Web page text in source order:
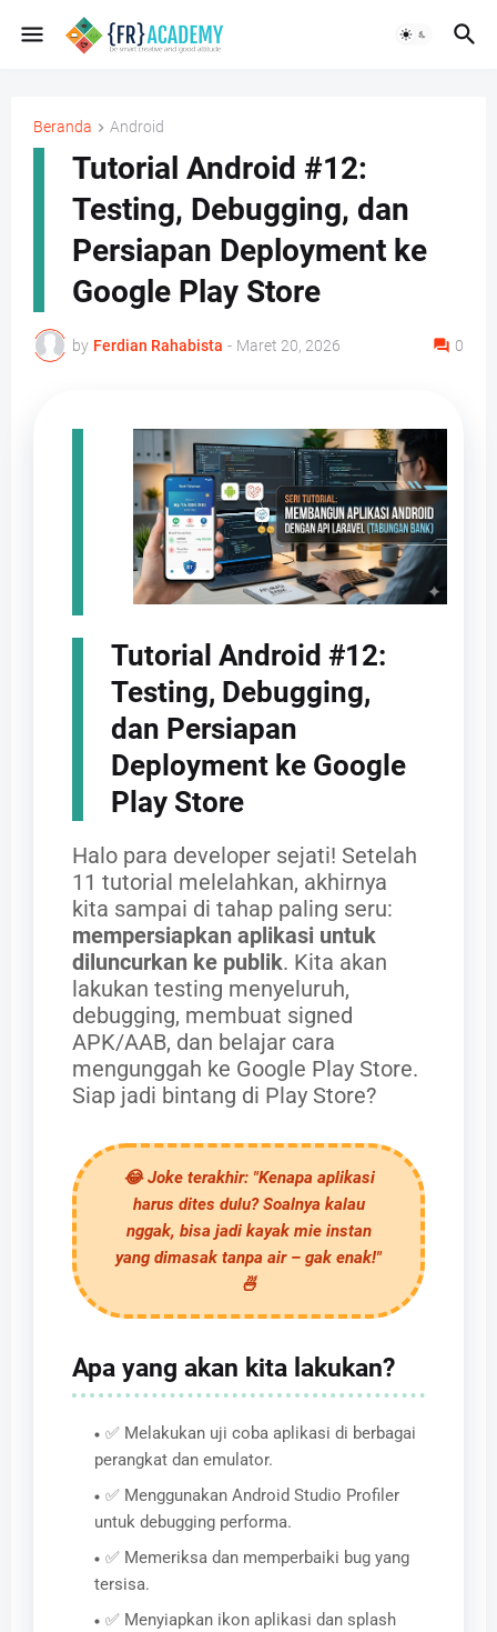
Beranda Android
Tutorial Android #12:
Testing, Debugging, dan
Persiapan Deployment ke
Google Play Store
by Ferdian Rahabista - Maret 20, 2026 0
Tutorial Android #12:
Testing, Debugging,
dan Persiapan
Deployment ke Google
Play Store
Halo para developer sejati! Setelah
11 tutorial melelahkan, akhirnya
kita sampai di tahap paling seru:
mempersiapkan aplikasi untuk
diluncurkan ke publik. Kita akan
lakukan testing menyeluruh,
debugging, membuat signed
APK/AAB, dan belajar cara
mengunggah ke Google Play Store.
Siap jadi bintang di Play Store?
😂Joke terakhir:"Kenapa aplikasi
harus dites dulu? Soalnya kalau
nggak, bisa jadi kayak mie instan
yang dimasak tanpa air – gak enak!"
🍜
Apa yang akan kita lakukan?
✅ Melakukan uji coba aplikasi di berbagai
perangkat dan emulator.
✅ Menggunakan Android Studio Profiler
untuk debugging performa.
✅ Memeriksa dan memperbaiki bug yang
tersisa.
✅ Menyiapkan ikon aplikasi dan splash